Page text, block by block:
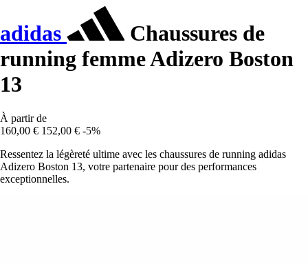
adidas
Chaussures de
running femme Adizero Boston
13
À partir de
160,00 € 152,00 € -5%
Ressentez la légèreté ultime avec les chaussures de running adidas
Adizero Boston 13, votre partenaire pour des performances
exceptionnelles.